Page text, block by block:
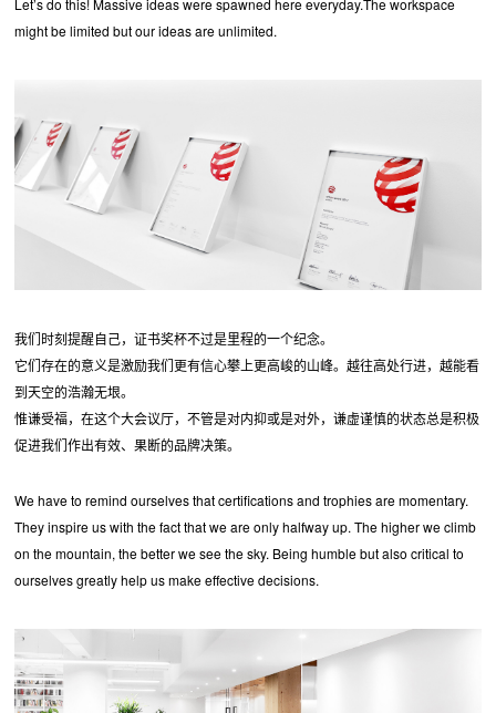
might be limited but our ideas are unlimited.
我们时刻提醒自己，证书奖杯不过是里程的一个纪念。
它们存在的意义是激励我们更有信心攀上更高峻的山峰。越往高处行进，越能看
到天空的浩瀚无垠。
惟谦受福，在这个大会议厅，不管是对内抑或是对外，谦虚谨慎的状态总是积极
促进我们作出有效、果断的品牌决策。
We have to remind ourselves that certifications and trophies are momentary.
They inspire us with the fact that we are only halfway up. The higher we climb
on the mountain, the better we see the sky. Being humble but also critical to
ourselves greatly help us make effective decisions.